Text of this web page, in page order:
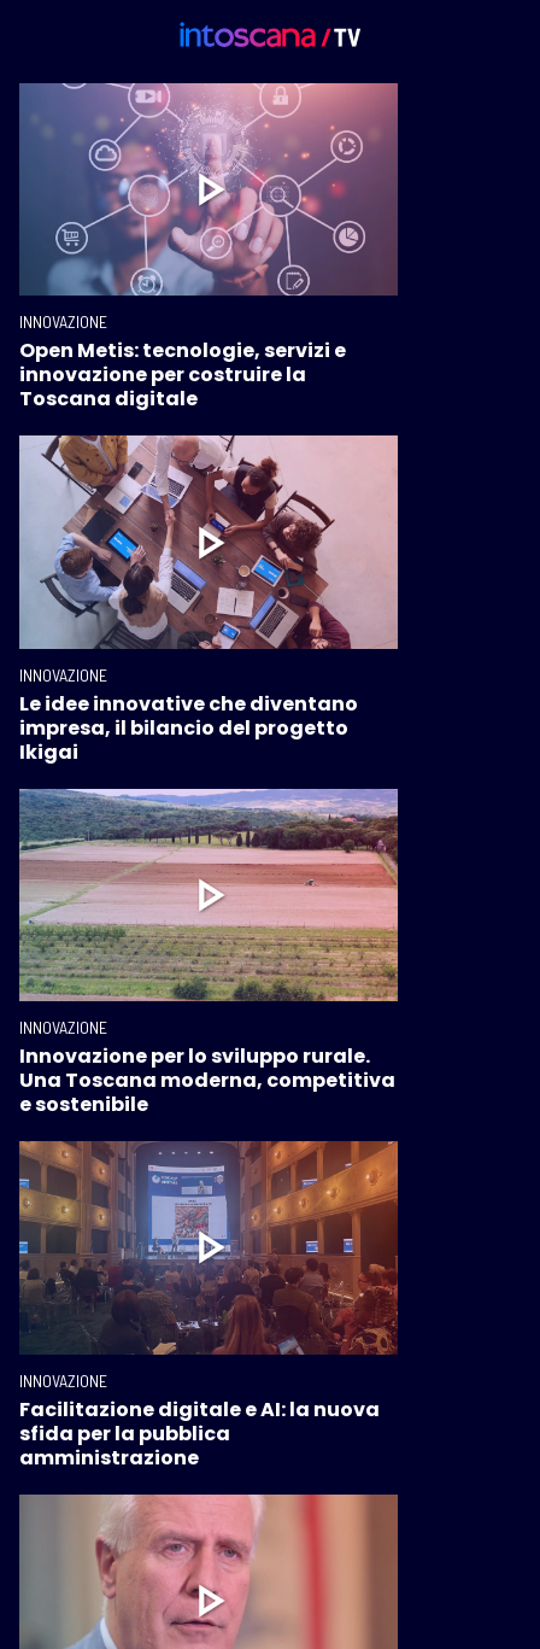
INNOVAZIONE
Open Metis: tecnologie, servizi e
innovazione per costruire la
Toscana digitale
INNOVAZIONE
Le idee innovative che diventano
impresa, il bilancio del progetto
Ikigai
INNOVAZIONE
Innovazione per lo sviluppo rurale.
Una Toscana moderna, competitiva
e sostenibile
INNOVAZIONE
Facilitazione digitale e AI: la nuova
sfida per la pubblica
amministrazione